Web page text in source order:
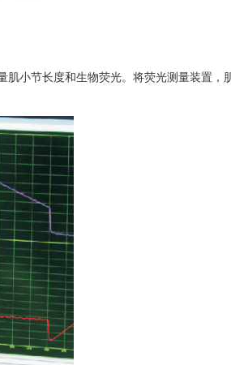
小节长度和生物荧光。将荧光测量装置